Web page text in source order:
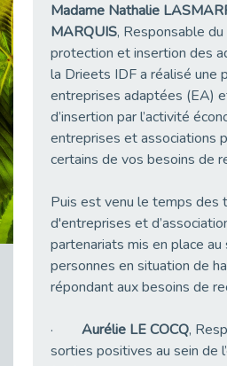
Publié le 29/04/2026
Publié le 29/04/2026
Publié le 27/04/2026
Mobilisation pour l’alternance
Publié le 24/04/2026
Publié le 23/04/2026
Publié le 22/04/2026
Publié le 20/04/2026
Madame Nathalie
MARQUIS, Responsable
protection et insertion des
la Drieets IDF a réalisé une
entreprises adaptées (EA)
d’insertion par l’activité
entreprises et associations
certains de vos besoins de
Puis est venu le temps des
d'entreprises et
partenariats mis en place au
personnes en situation de
répondant aux besoins de
· Aurélie LE COCQ,
sorties positives au sein de